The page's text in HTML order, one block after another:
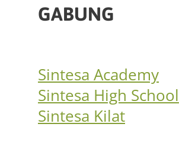
GABUNG
Sintesa Academy
Sintesa High School
Sintesa Kilat